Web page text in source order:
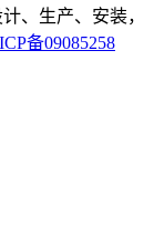
、生产、安装，
备09085258